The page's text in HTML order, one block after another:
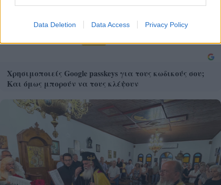
Data Deletion Data Access Privacy Policy
Χρησιμοποιείς Google passkeys για τους κωδικούς σου;
Και όμως μπορούν να τους κλέψουν